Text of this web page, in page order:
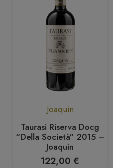
Joaquin
Taurasi Riserva Docg
“Della Società” 2015 –
Joaquin
122,00 €